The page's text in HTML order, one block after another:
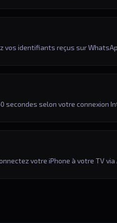
vos identifiants reçus sur
secondes selon votre connexion
votre iPhone à votre TV